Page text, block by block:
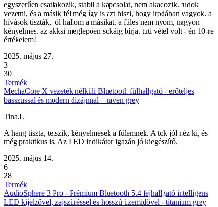
egyszerűen csatlakozik, stabil a kapcsolat, nem akadozik. tudok
vezetni, és a másik fél még így is azt hiszi, hogy irodában vagyok. a
hívások tiszták, jól hallom a másikat. a füles nem nyom, nagyon
kényelmes. az akksi meglepően sokáig bírja. tuti vétel volt - én 10-re
értékelem!
2025. május 27.
3
30
Termék
MechaCore X vezeték nélküli Bluetooth fülhallgató - erőteljes
basszussal és modern dizájnnal – raven grey
Tina.L
A hang tiszta, tetszik, kényelmesek a fülemnek. A tok jól néz ki, és
még praktikus is. Az LED indikátor igazán jó kiegészítő.
2025. május 14.
6
28
Termék
AudioSphere 3 Pro - Prémium Bluetooth 5.4 fejhallgató intelligens
LED kijelzővel, zajszűréssel és hosszú üzemidővel - titanium grey